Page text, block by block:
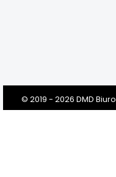
© 2019 - 2026 DMD Biuro